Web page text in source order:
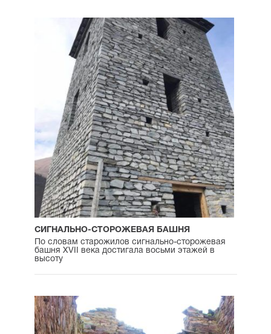
СИГНАЛЬНО-СТОРОЖЕВАЯ БАШНЯ
По словам старожилов сигнально-сторожевая
башня XVII века достигала восьми этажей в
высоту